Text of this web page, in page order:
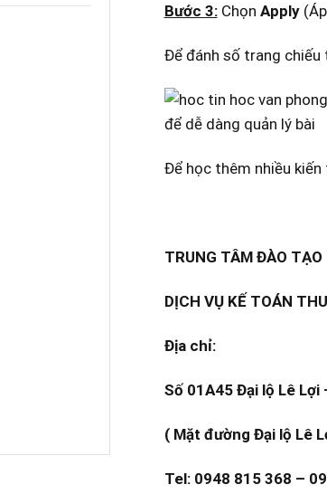
Bước 3:Chọn Apply(Áp
Để đánh số trang
Để học thêm nhiều
TRUNG TÂM ĐÀO
DỊCH VỤ KẾ TOÁN
Địa chỉ:
Số 01A45 Đại lộ Lê
( Mặt đường Đại lộ Lê
Tel: 0948 815 368 –